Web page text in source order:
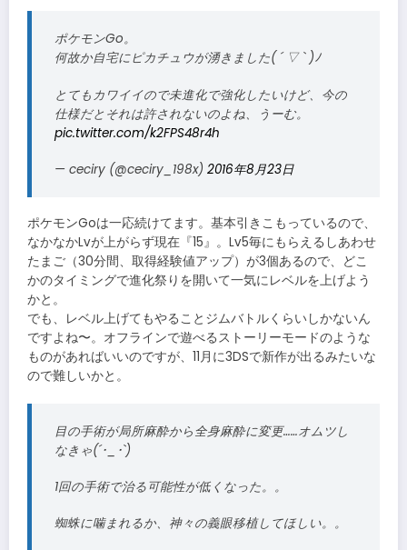
ポケモンGo。
何故か自宅にピカチュウが湧きました( ´ ▽ ` )ﾉ
とてもカワイイので未進化で強化したいけど、今の
仕様だとそれは許されないのよね、うーむ。
pic.twitter.com/k2FPS48r4h
— ceciry (@ceciry_198x) 2016年8月23日
ポケモンGoは一応続けてます。基本引きこもっているので、
なかなかLvが上がらず現在『15』。Lv5毎にもらえるしあわせ
たまご（30分間、取得経験値アップ）が3個あるので、どこ
かのタイミングで進化祭りを開いて一気にレベルを上げよう
かと。
でも、レベル上げてもやることジムバトルくらいしかないん
ですよね〜。オフラインで遊べるストーリーモードのような
ものがあればいいのですが、11月に3DSで新作が出るみたいな
ので難しいかと。
目の手術が局所麻酔から全身麻酔に変更……オムツし
なきゃ(´･_･`)
1回の手術で治る可能性が低くなった。。
蜘蛛に噛まれるか、神々の義眼移植してほしい。。